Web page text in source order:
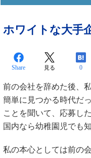
ホワイトな大手
Share 見る 0
前の会社を辞めた後、
簡単に見つかる時代だ
ことを聞いて、応募し
国内なら幼稚園児でも
私の本心としては前の